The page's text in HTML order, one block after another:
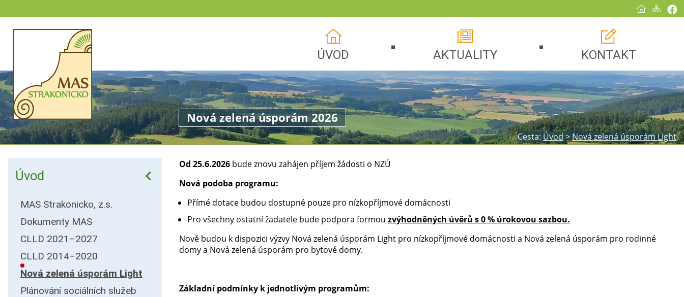
ÚVOD AKTUALITY KONTAKT
Nová zelená úsporám 2026
Cesta: Úvod>Nová zelená úsporám Light
Úvod
MAS Strakonicko, z.s.
Dokumenty MAS
CLLD 2021–2027
CLLD 2014–2020
Nová zelená úsporám Light
Plánování sociálních služeb
Od 25.6.2026 bude znovu zahájen příjem žádosti o NZÚ
Nová podoba programu:
Přímé dotace budou dostupné pouze pro nízkopříjmové domácnosti
Pro všechny ostatní žadatele bude podpora formou zvýhodněných úvěrů s 0 % úrokovou sazbou.
Nově budou k dispozici výzvy Nová zelená úsporám Light pro nízkopříjmové domácnosti a Nová zelená úsporám pro rodinné
domy a Nová zelená úsporám pro bytové domy.
Základní podmínky k jednotlivým programům: